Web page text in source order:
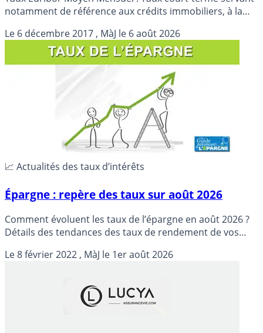
notamment de référence aux crédits immobiliers, à la
Détails
Le 6 décembre 2017 , MàJ le 6 août 2026
📈 Actualités des taux d’intérêts
Épargne : repère des taux sur août 2026
Comment évoluent les taux de l’épargne en août 2026 ?
Détails des tendances des taux de rendement de vos
Le8 février 2022 , MàJ le 1er août 2026